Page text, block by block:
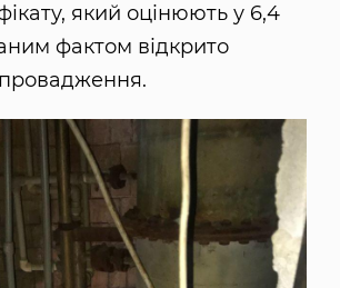
який оцінюють у 6,4
фактом відкрито